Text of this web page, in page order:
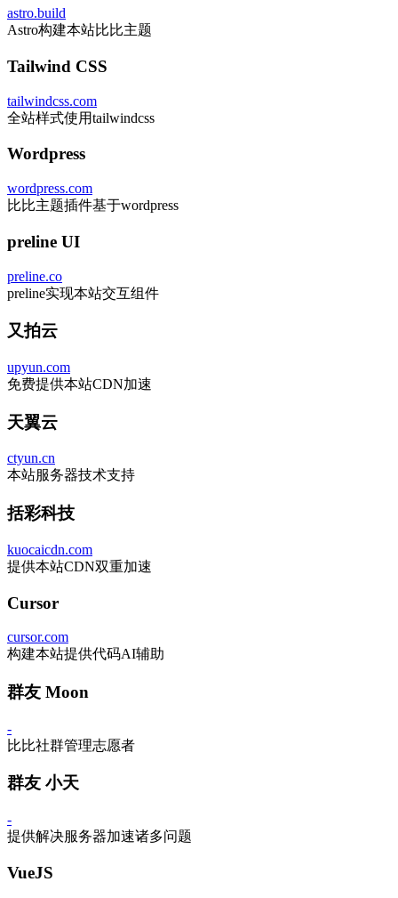
astro.build
Astro构建本站比比主题
Tailwind CSS
tailwindcss.com
全站样式使用tailwindcss
Wordpress
wordpress.com
比比主题插件基于wordpress
preline UI
preline.co
preline实现本站交互组件
又拍云
upyun.com
免费提供本站CDN加速
天翼云
ctyun.cn
本站服务器技术支持
括彩科技
kuocaicdn.com
提供本站CDN双重加速
Cursor
cursor.com
构建本站提供代码AI辅助
群友 Moon
-
比比社群管理志愿者
群友 小天
-
提供解决服务器加速诸多问题
VueJS